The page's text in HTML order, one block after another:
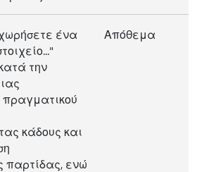
ένα
την
κάδους και
παρτίδας, ενώ
Απόθεμα